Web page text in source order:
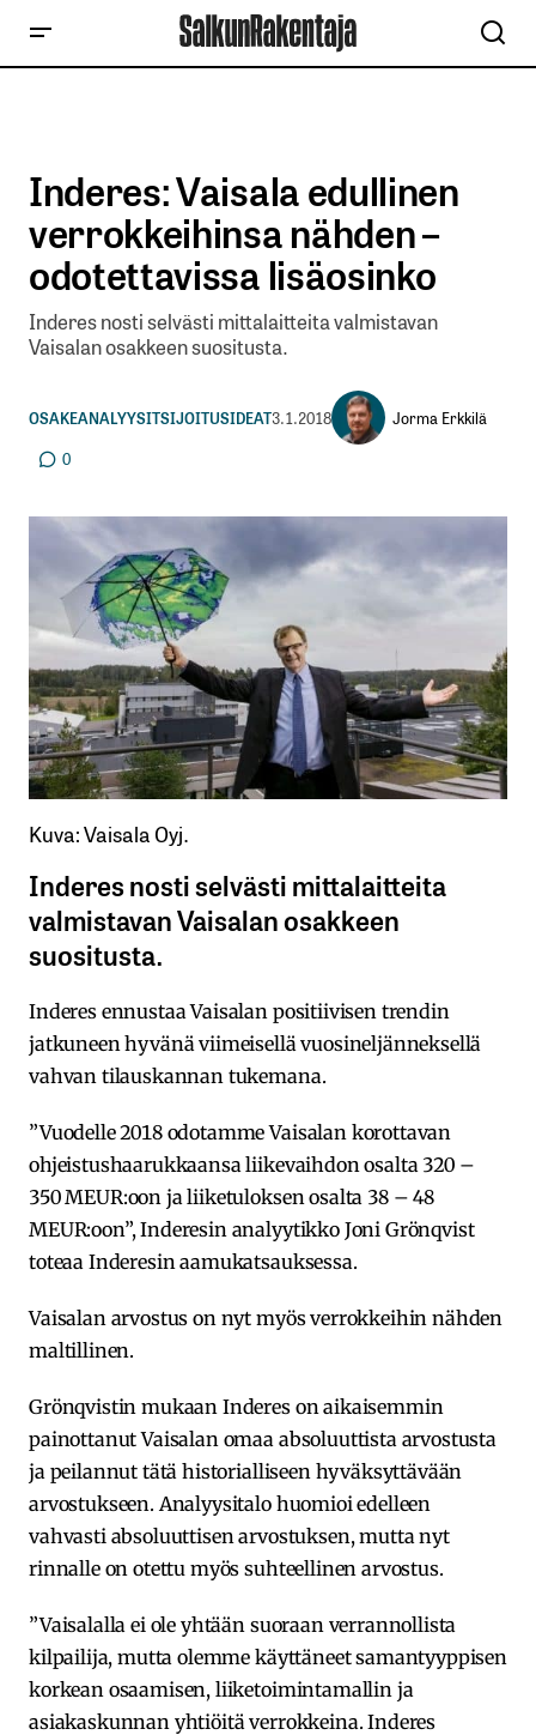
Inderes: Vaisala edullinen
verrokkeihinsa nähden –
odotettavissa lisäosinko
Inderes nosti selvästi mittalaitteita valmistavan
Vaisalan osakkeen suositusta.
OSAKEANALYYSITSIJOITUSIDEAT3.1.2018
Jorma Erkkilä
0
Kuva: Vaisala Oyj.
Inderes nosti selvästi mittalaitteita
valmistavan Vaisalan osakkeen
suositusta.
Inderes ennustaa Vaisalan positiivisen trendin
jatkuneen hyvänä viimeisellä vuosineljänneksellä
vahvan tilauskannan tukemana.
”Vuodelle 2018 odotamme Vaisalan korottavan
ohjeistushaarukkaansa liikevaihdon osalta 320 –
350 MEUR:oon ja liiketuloksen osalta 38 – 48
MEUR:oon”, Inderesin analyytikko Joni Grönqvist
toteaa Inderesin aamukatsauksessa.
Vaisalan arvostus on nyt myös verrokkeihin nähden
maltillinen.
Grönqvistin mukaan Inderes on aikaisemmin
painottanut Vaisalan omaa absoluuttista arvostusta
ja peilannut tätä historialliseen hyväksyttävään
arvostukseen. Analyysitalo huomioi edelleen
vahvasti absoluuttisen arvostuksen, mutta nyt
rinnalle on otettu myös suhteellinen arvostus.
”Vaisalalla ei ole yhtään suoraan verrannollista
kilpailija, mutta olemme käyttäneet samantyyppisen
korkean osaamisen, liiketoimintamallin ja
asiakaskunnan yhtiöitä verrokkeina. Inderes